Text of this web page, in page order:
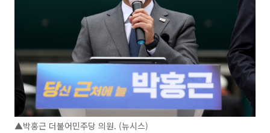
▲박홍근 더불어민주당 의원. (뉴시스)